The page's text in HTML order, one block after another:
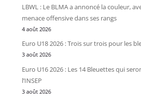
LBWL : Le BLMA a annoncé la couleur,
menace offensive dans ses rangs
4 août 2026
Euro U18 2026 : Trois sur trois pour les
3 août 2026
Euro U16 2026 : Les 14 Bleuettes qui
l’INSEP
3 août 2026